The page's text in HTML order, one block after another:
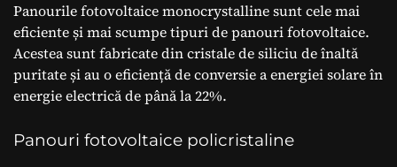
Panourile fotovoltaice monocrystalline sunt cele mai
eficiente și mai scumpe tipuri de panouri fotovoltaice.
Acestea sunt fabricate din cristale de siliciu de înaltă
puritate și au o eficiență de conversie a energiei solare în
energie electrică de până la 22%.
Panouri fotovoltaice policristaline